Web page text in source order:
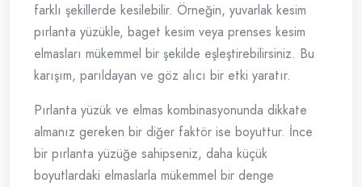
farklı şekillerde kesilebilir. Örneğin, yuvarlak kesim
pırlanta yüzükle, baget kesim veya prenses kesim
elmasları mükemmel bir şekilde eşleştirebilirsiniz. Bu
karışım, parıldayan ve göz alıcı bir etki yaratır.
Pırlanta yüzük ve elmas kombinasyonunda dikkate
almanız gereken bir diğer faktör ise boyuttur. İnce
bir pırlanta yüzüğe sahipseniz, daha küçük
boyutlardaki elmaslarla mükemmel bir denge